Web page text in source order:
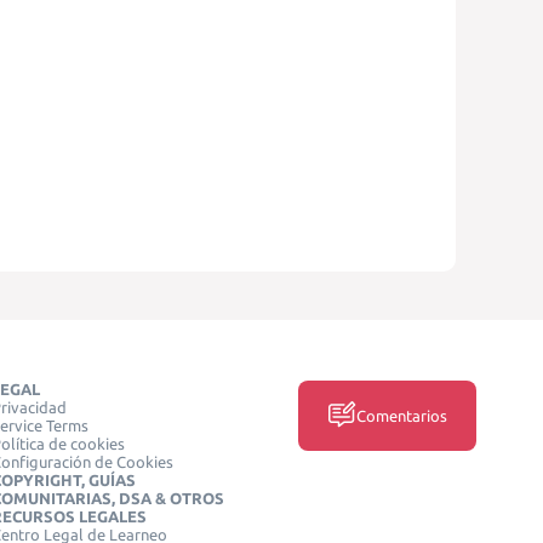
Terms
de cookies
de Cookies
GUÍAS
DSA & OTROS
LEGALES
Legal de Learneo
Comentarios